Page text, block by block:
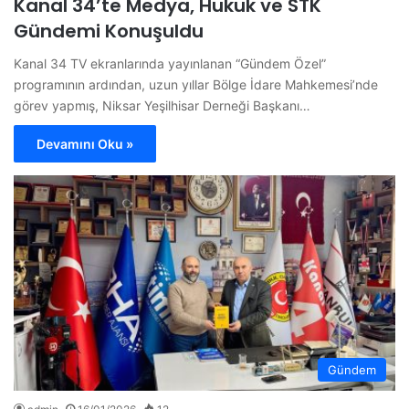
Kanal 34’te Medya, Hukuk ve STK
Gündemi Konuşuldu
Kanal 34 TV ekranlarında yayınlanan “Gündem Özel”
programının ardından, uzun yıllar Bölge İdare Mahkemesi’nde
görev yapmış, Niksar Yeşilhisar Derneği Başkanı…
Devamını Oku »
Gündem